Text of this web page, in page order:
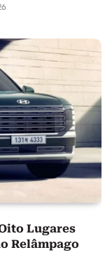
Lugares
Relâmpago